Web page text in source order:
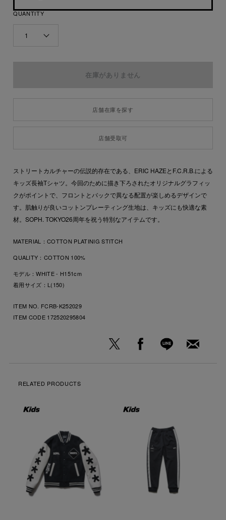
QUANTITY
1
店舗在庫を探す
店舗受取可
ストリートカルチャーの伝説的存在である、ERIC HAZEとF.C.R.B.による
キッズ長袖Tシャツ。今回のために描き下ろされたオリジナルグラフィッ
クがポイントで、フロントとバックで異なる配置が楽しめるデザインで
す。肌触りが良いコットンプレーティング生地は、キッズにも快適な素
材。SOPH. TOKYO26周年を祝う特別なアイテムです。
MATERIAL： COTTON PLATINIG STITCH
QUALITY： COTTON 100%
モデル：WHITE - H151cm
着用サイズ：L(150)
ITEM NO. FCRB-K252029
ITEM CODE 172520295804
RELATED PRODUCTS